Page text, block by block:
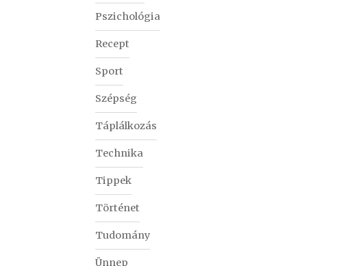
Pszichológia
Recept
Sport
Szépség
Táplálkozás
Technika
Tippek
Történet
Tudomány
Ünnep